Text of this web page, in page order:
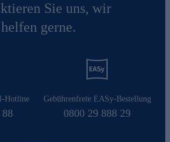
Sie uns, wir
helfen gerne.
Hotline Gebührenfreie EASy-Bestellung
0800 29 888 29